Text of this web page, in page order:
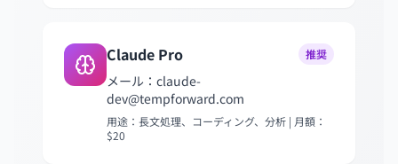
Claude Pro 推奨
メール： claude-
dev@tempforward.com
用途：長文処理、コーディング、分析 | 月額：
$20